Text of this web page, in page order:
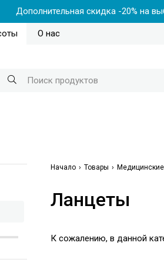
Дополнительная скидка -20% на
О нас
Начало Товары
Ланцеты
К сожалению, в данной